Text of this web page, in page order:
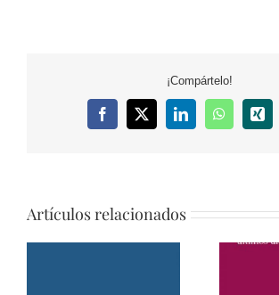
¡Compártelo!
Facebook
X LinkedInWhatsApp
Xing
Artículos relacionados